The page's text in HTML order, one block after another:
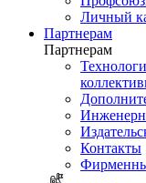
Личный
Партнерам
Партнерам
Контакты